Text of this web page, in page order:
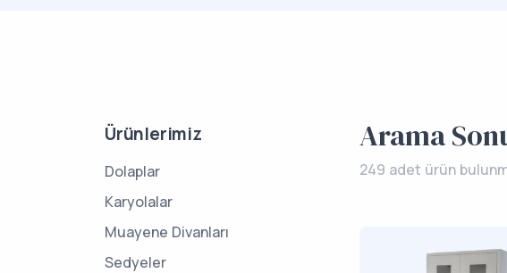
Arama
249 adet ürün
Ürünlerimiz
Dolaplar
Karyolalar
Muayene Divanları
Sedyeler